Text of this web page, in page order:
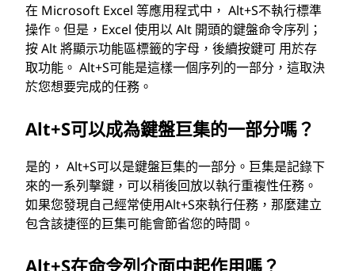
在 Microsoft Excel 等應用程式中， Alt+S不執行標準
操作。但是，Excel 使用以 Alt 開頭的鍵盤命令序列；
按 Alt 將顯示功能區標籤的字母，後續按鍵可 用於存
取功能。 Alt+S可能是這樣一個序列的一部分，這取決
於您想要完成的任務。
Alt+S可以成為鍵盤巨集的一部分嗎？
是的， Alt+S可以是鍵盤巨集的一部分。巨集是記錄下
來的一系列擊鍵，可以稍後回放以執行重複性任務。
如果您發現自己經常使用Alt+S來執行任務，那麼建立
包含該捷徑的巨集可能會節省您的時間。
Alt+S在命令列介面中起作用嗎？